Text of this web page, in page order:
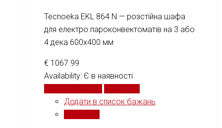
Tecnoeka EKL 864 N — розстійна шафа
для електро пароконвектоматів на 3 або
4 дека 600x400 мм
€ 1067.99
Availability: Є в наявності
Додати в список бажань